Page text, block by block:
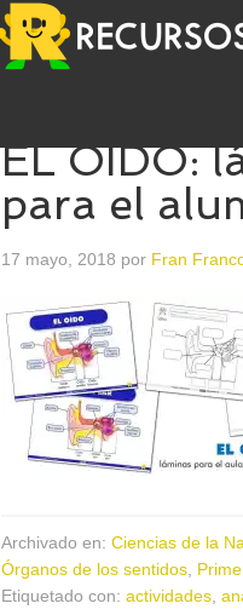
EL OÍDO:
para el
17 mayo, 2018 por Fran
Archivado en: Ciencias de la
Órganos de los sentidos
Etiquetado con: actividades